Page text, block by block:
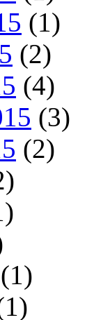
(1)
(2)
(4)
(3)
(2)
(1)